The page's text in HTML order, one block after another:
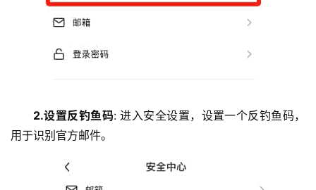
2.设置反钓鱼码: 进入安全设置，设置一个反钓鱼码，
用于识别官方邮件。